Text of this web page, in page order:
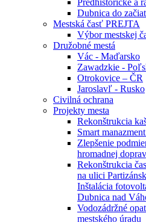
Predhistorické a
Dubnica do
Mestská časť PREJTA
Výbor mestskej
Družobné mestá
Vác - Maďarsko
Zawadzkie -
Otrokovice – ČR
Jaroslavľ - Rusko
Civilná ochrana
Projekty mesta
Rekonštrukcia
Smart
Zlepšenie
hromadnej
Rekonštrukcia
na ulici
Inštalácia
Dubnica nad
Vodozádržné
mestského úradu